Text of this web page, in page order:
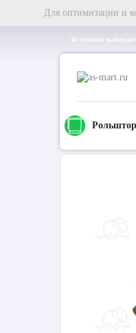
Для оптимизации и
36 человек
Главная